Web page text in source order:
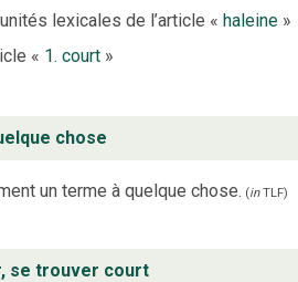
lexicales de l’article «haleine »
« 1. court »
chose
un terme à quelque chose. (inTLF)
se trouver court